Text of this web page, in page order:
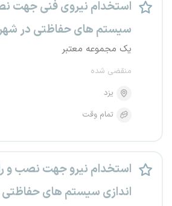
استخدام نیروی فنی جهت
سیستم های حفاظتی در
یک مجموعه معتبر
منقضی شده
یزد
تمام وقت
استخدام نیرو جهت نصب و
اندازی سیستم های حفاظتی